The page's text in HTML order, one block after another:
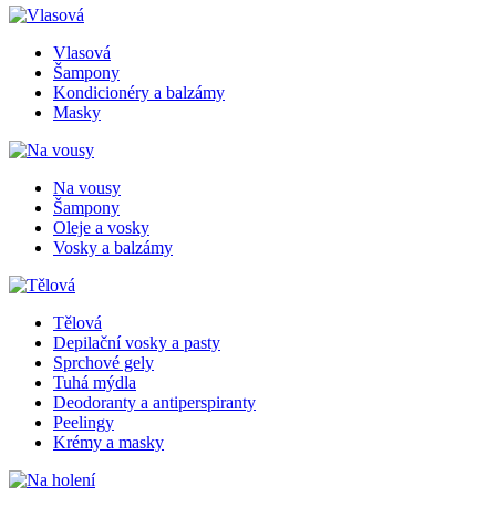
Vlasová
Šampony
Kondicionéry a balzámy
Masky
Na vousy
Šampony
Oleje a vosky
Vosky a balzámy
Tělová
Depilační vosky a pasty
Sprchové gely
Tuhá mýdla
Deodoranty a antiperspiranty
Peelingy
Krémy a masky